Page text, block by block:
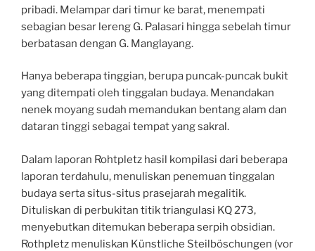
pribadi. Melampar dari timur ke barat, menempati
sebagian besar lereng G. Palasari hingga sebelah timur
berbatasan dengan G. Manglayang.
Hanya beberapa tinggian, berupa puncak-puncak bukit
yang ditempati oleh tinggalan budaya. Menandakan
nenek moyang sudah memandukan bentang alam dan
dataran tinggi sebagai tempat yang sakral.
Dalam laporan Rohtpletz hasil kompilasi dari beberapa
laporan terdahulu, menuliskan penemuan tinggalan
budaya serta situs-situs prasejarah megalitik.
Dituliskan di perbukitan titik triangulasi KQ 273,
menyebutkan ditemukan beberapa serpih obsidian.
Rothpletz menuliskan Künstliche Steilböschungen (vor